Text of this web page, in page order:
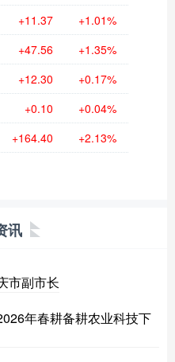
+11.37 +1.01%
+47.56 +1.35%
+12.30 +0.17%
+0.10 +0.04%
+164.40 +2.13%
讯
市副市长
年春耕备耕农业科技下